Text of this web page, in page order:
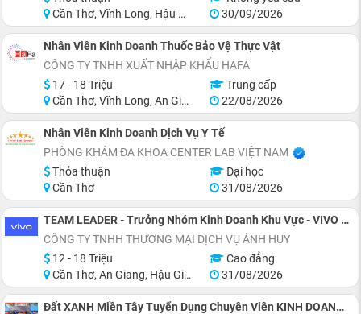
Cần Thơ, Vĩnh Long, Hậu Giang, Sóc Trăng
30/09/2026
Nhân Viên Kinh Doanh Thuốc Bảo Vệ Thực Vật
CÔNG TY TNHH XUẤT NHẬP KHẨU HAFA
17 - 18 Triệu
Trung cấp
Cần Thơ, Vĩnh Long, An Giang, Kiên Giang, Đồng Tháp, Tiền Giang
22/08/2026
Nhân Viên Kinh Doanh Dịch Vụ Y Tế
PHÒNG KHÁM ĐA KHOA CENTER LAB VIỆT NAM
Thỏa thuận
Đại học
Cần Thơ
31/08/2026
TEAM LEADER - Trưởng Nhóm Kinh Doanh Khu Vực - VIVO SMARTPHONE
CÔNG TY TNHH THƯƠNG MẠI DỊCH VỤ ÁNH HUY
12 - 18 Triệu
Cao đẳng
Cần Thơ, An Giang, Hậu Giang
31/08/2026
Đất XANH Miền Tây Tuyển Dụng Chuyên Viên KINH DOANH Bất Động Sản